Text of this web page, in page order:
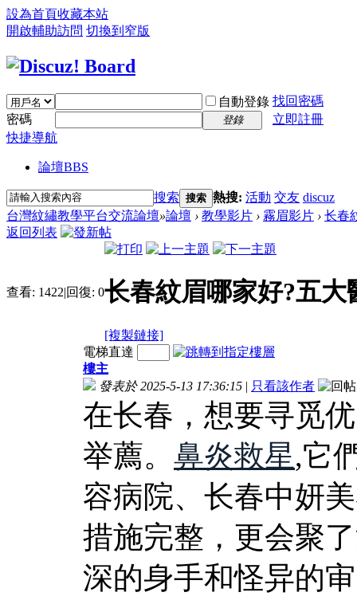
設為首頁收藏本站
開啟輔助訪問 切換到窄版
自動登錄 找回密碼
密碼
登錄
立即註冊
快捷導航
論壇BBS
搜索 搜索 熱搜: 活動 交友 discuz
台灣紋繡教學平台交流論壇»論壇 › 教學影片 › 霧眉影片 › 长春
返回列表
查看: 1422|回復: 0长春紋眉哪家好?五
[複製鏈接]
電梯直達
樓主
發表於 2025-5-13 17:36:15 | 只看該作者
在长春，想要寻觅
举薦。 鼻炎救星,它
容病院、长春中妍
措施完整，更会聚
深的身手和怪异的